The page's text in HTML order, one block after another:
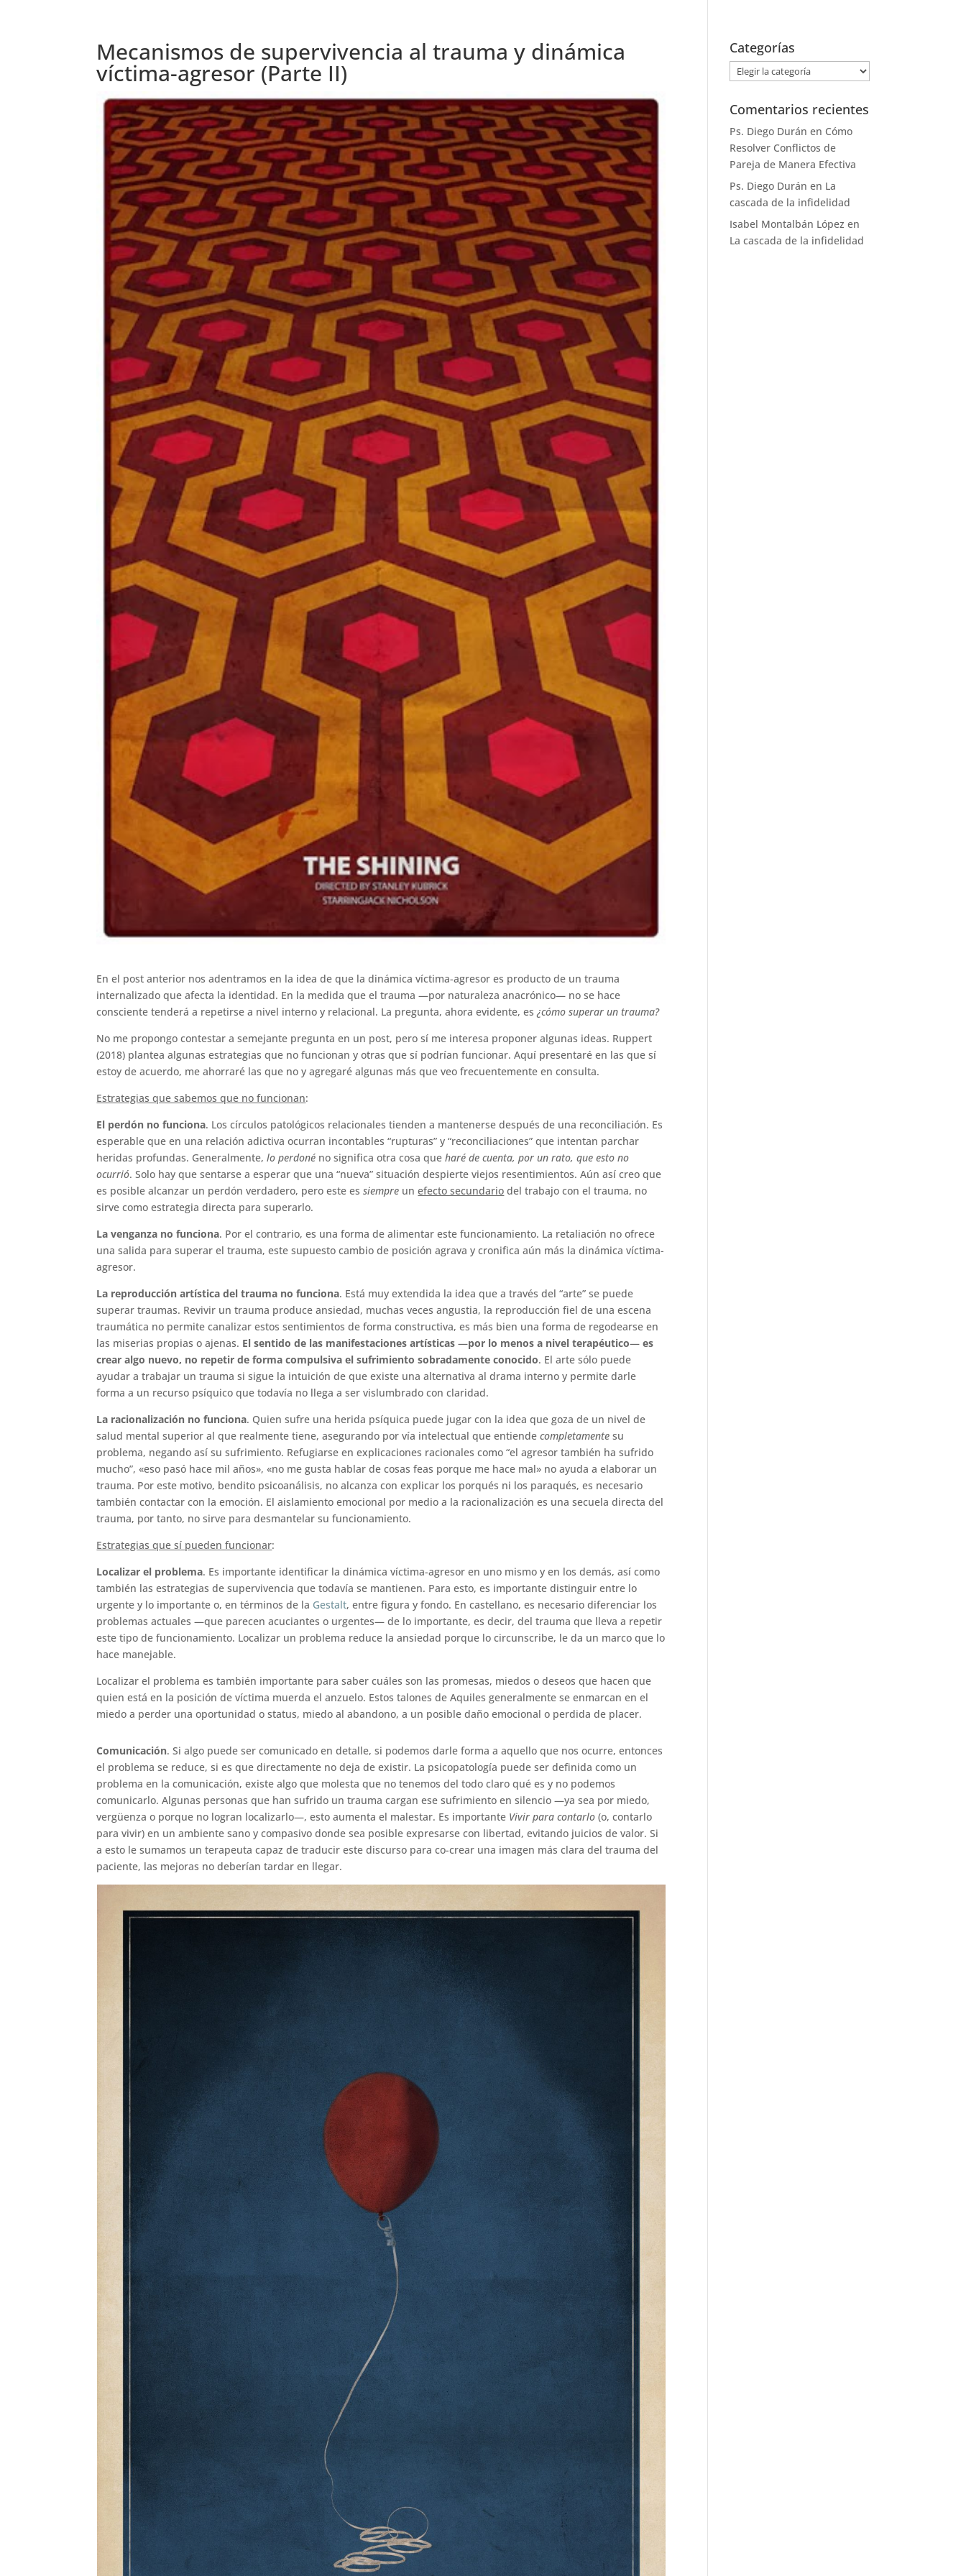
Mecanismos de supervivencia al trauma y dinámica
víctima-agresor (Parte II)
En el post anterior nos adentramos en la idea de que la dinámica víctima-agresor es producto de un trauma
internalizado que afecta la identidad. En la medida que el trauma —por naturaleza anacrónico— no se hace
consciente tenderá a repetirse a nivel interno y relacional. La pregunta, ahora evidente, es ¿cómo superar un trauma?
No me propongo contestar a semejante pregunta en un post, pero sí me interesa proponer algunas ideas. Ruppert
(2018) plantea algunas estrategias que no funcionan y otras que sí podrían funcionar. Aquí presentaré en las que sí
estoy de acuerdo, me ahorraré las que no y agregaré algunas más que veo frecuentemente en consulta.
Estrategias que sabemos que no funcionan:
El perdón no funciona. Los círculos patológicos relacionales tienden a mantenerse después de una reconciliación. Es
esperable que en una relación adictiva ocurran incontables “rupturas” y “reconciliaciones” que intentan parchar
heridas profundas. Generalmente,lo perdoné no significa otra cosa queharé de cuenta, por un rato, que esto no
ocurrió. Solo hay que sentarse a esperar que una “nueva” situación despierte viejos resentimientos. Aún así creo que
es posible alcanzar un perdón verdadero, pero este essiempre unefecto secundario del trabajo con el trauma, no
sirve como estrategia directa para superarlo.
La venganza no funciona. Por el contrario, es una forma de alimentar este funcionamiento. La retaliación no ofrece
una salida para superar el trauma, este supuesto cambio de posición agrava y cronifica aún más la dinámica víctima-
agresor.
La reproducción artística del trauma no funciona. Está muy extendida la idea que a través del “arte” se puede
superar traumas. Revivir un trauma produce ansiedad, muchas veces angustia, la reproducción fiel de una escena
traumática no permite canalizar estos sentimientos de forma constructiva, es más bien una forma de regodearse en
las miserias propias o ajenas. El sentido de las manifestaciones artísticas—por lo menos a nivel terapéutico— es
crear algo nuevo, no repetir de forma compulsiva el sufrimiento sobradamente conocido. El arte sólo puede
ayudar a trabajar un trauma si sigue la intuición de que existe una alternativa al drama interno y permite darle
forma a un recurso psíquico que todavía no llega a ser vislumbrado con claridad.
La racionalización no funciona. Quien sufre una herida psíquica puede jugar con la idea que goza de un nivel de
salud mental superior al que realmente tiene, asegurando por vía intelectual que entiendecompletamente su
problema, negando así su sufrimiento. Refugiarse en explicaciones racionales como “el agresor también ha sufrido
mucho”, «eso pasó hace mil años», «no me gusta hablar de cosas feas porque me hace mal» no ayuda a elaborar un
trauma. Por este motivo, bendito psicoanálisis, no alcanza con explicar los porqués ni los paraqués, es necesario
también contactar con la emoción. El aislamiento emocional por medio a la racionalización es una secuela directa del
trauma, por tanto, no sirve para desmantelar su funcionamiento.
Estrategias que sí pueden funcionar:
Localizar el problema. Es importante identificar la dinámica víctima-agresor en uno mismo y en los demás, así como
también las estrategias de supervivencia que todavía se mantienen. Para esto, es importante distinguir entre lo
urgente y lo importante o, en términos de la Gestalt, entre figura y fondo. En castellano, es necesario diferenciar los
problemas actuales —que parecen acuciantes o urgentes— de lo importante, es decir, del trauma que lleva a repetir
este tipo de funcionamiento. Localizar un problema reduce la ansiedad porque lo circunscribe, le da un marco que lo
hace manejable.
Localizar el problema es también importante para saber cuáles son las promesas, miedos o deseos que hacen que
quien está en la posición de víctima muerda el anzuelo. Estos talones de Aquiles generalmente se enmarcan en el
miedo a perder una oportunidad o status, miedo al abandono, a un posible daño emocional o perdida de placer.
Comunicación. Si algo puede ser comunicado en detalle, si podemos darle forma a aquello que nos ocurre, entonces
el problema se reduce, si es que directamente no deja de existir. La psicopatología puede ser definida como un
problema en la comunicación, existe algo que molesta que no tenemos del todo claro qué es y no podemos
comunicarlo. Algunas personas que han sufrido un trauma cargan ese sufrimiento en silencio —ya sea por miedo,
vergüenza o porque no logran localizarlo—, esto aumenta el malestar. Es importante Vivir para contarlo (o, contarlo
para vivir) en un ambiente sano y compasivo donde sea posible expresarse con libertad, evitando juicios de valor. Si
a esto le sumamos un terapeuta capaz de traducir este discurso para co-crear una imagen más clara del trauma del
paciente, las mejoras no deberían tardar en llegar.
Categorías
Categorías
Comentarios recientes
Ps. Diego Durán en Cómo
Resolver Conflictos de
Pareja de Manera Efectiva
Ps. Diego Durán en La
cascada de la infidelidad
Isabel Montalbán López en
La cascada de la infidelidad